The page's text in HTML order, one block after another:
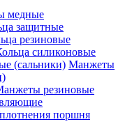
медные
защитные
резиновые
силиконовые
Манжеты
резиновые
поршня